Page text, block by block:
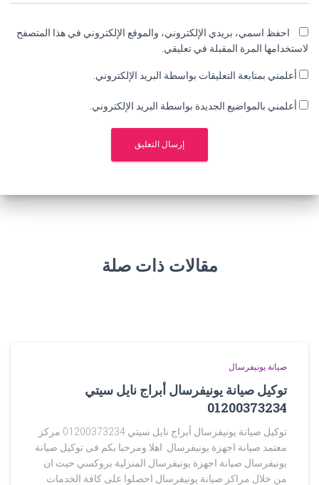
احفظ اسمي، بريدي الإلكتروني، والموقع الإلكتروني في هذا المتصفح
لاستخدامها المرة المقبلة في تعليقي.
أعلمني بمتابعة التعليقات بواسطة البريد الإلكتروني.
أعلمني بالمواضيع الجديدة بواسطة البريد الإلكتروني.
مقالات ذات صلة
صيانة يونيفرسال
توكيل صيانة يونيفرسال أبراج نايل سيتي
01200373234
توكيل صيانة يونيفرسال أبراج نايل سيتي 01200373234 مركز
معتمد صيانة اجهزة يونيفرسال اهلا ومرحبا بكم فى توكيل صيانة
يونيفرسال صيانة اجهزة يونيفرسال المنزلية بروكسي حيث ان
من خلال مراكز صيانة يونيفرسال احصلوا على كافة الخدمات